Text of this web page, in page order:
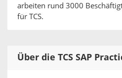
arbeiten rund 3000
für TCS.
Über die TCS SAP